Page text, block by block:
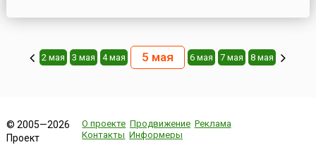
2 мая 3 мая 4 мая 5 мая 6 мая 7 мая 8 мая
© 2005—2026
Проект
О проекте Продвижение Реклама
Контакты Информеры